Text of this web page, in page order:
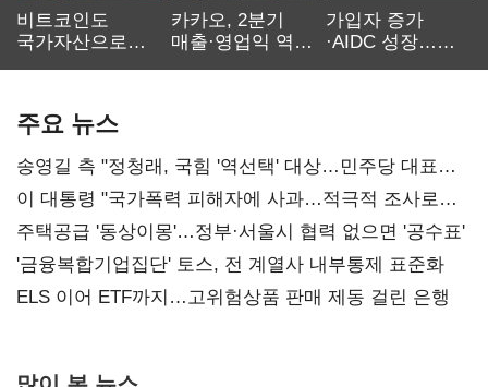
비트코인도
국가자산으로…'
카카오, 2분기
매출·영업익 역대
가입자 증가
·AIDC 성장…
주요 뉴스
송영길 측 "정청래, 국힘 '역선택' 대상…민주당 대표로
총선 지휘 못해"
이 대통령 "국가폭력 피해자에 사과…적극적 조사로
진실 밝혀야"
주택공급 '동상이몽'…정부·서울시 협력 없으면 '공수표'
'금융복합기업집단' 토스, 전 계열사 내부통제 표준화
ELS 이어 ETF까지…고위험상품 판매 제동 걸린 은행